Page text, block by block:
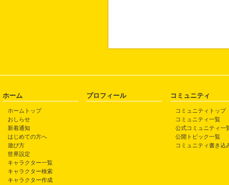
ホーム
ホームトップ
おしらせ
新着通知
はじめての方へ
遊び方
世界設定
キャラクター一覧
キャラクター検索
キャラクター作成
プロフィール コミュニティ
コミュニティトップ
コミュニティ一覧
公式コミュニティ一
公開トピック一覧
コミュニティ書き込